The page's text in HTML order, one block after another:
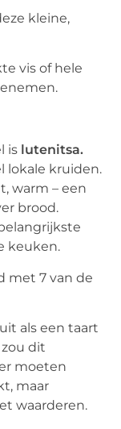
kleine,
vis of hele
is lutenitsa.
lokale kruiden.
warm – een
brood.
keuken.
met 7 van de
als een taart
dit
moeten
maar
waarderen.